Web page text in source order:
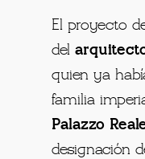
El proyecto
del
quien ya
familia
Palazzo
designación